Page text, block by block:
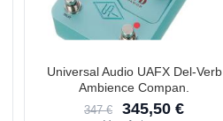
Universal Audio UAFX Del-Verb
Ambience Compan.
347 € 345,50 €